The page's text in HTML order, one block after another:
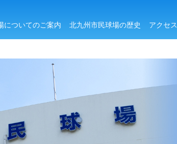
についてのご案内 北九州市民球場の歴史 アクセス